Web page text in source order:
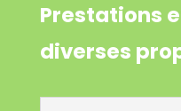
Prestations
diverses